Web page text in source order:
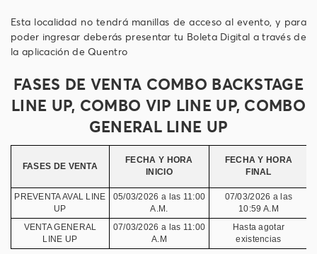
Esta localidad no tendrá manillas de acceso al evento, y para
poder ingresar deberás presentar tu Boleta Digital a través de
la aplicación de Quentro
FASES DE VENTA COMBO BACKSTAGE
LINE UP, COMBO VIP LINE UP, COMBO
GENERAL LINE UP
FASES DE VENTA
FECHA Y HORA
INICIO
FECHA Y HORA
FINAL
PREVENTA AVAL LINE
UP
05/03/2026 a las 11:00
A.M.
07/03/2026 a las
10:59 A.M
VENTA GENERAL
LINE UP
07/03/2026 a las 11:00
A.M
Hasta agotar
existencias